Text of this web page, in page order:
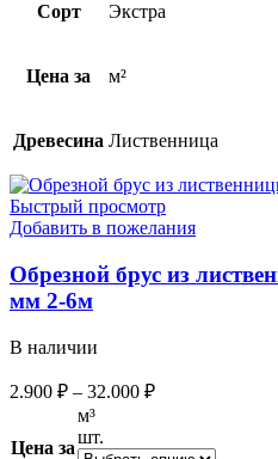
Сорт Экстра
Цена за м²
Древесина Лиственница
Быстрый просмотр
Добавить в пожелания
Обрезной брус из
мм 2-6м
В наличии
2.900 ₽ – 32.000 ₽
Цена за
м³
шт.